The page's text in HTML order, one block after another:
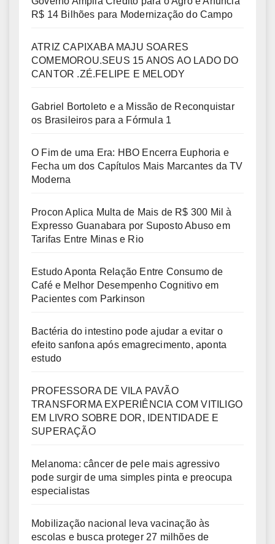
R$ 14 Bilhões para Modernização do Campo
ATRIZ CAPIXABA MAJU SOARES
COMEMOROU.SEUS 15 ANOS AO LADO DO
CANTOR .ZÉ.FELIPE E MELODY
Gabriel Bortoleto e a Missão de Reconquistar
os Brasileiros para a Fórmula 1
O Fim de uma Era: HBO Encerra Euphoria e
Fecha um dos Capítulos Mais Marcantes da TV
Moderna
Procon Aplica Multa de Mais de R$ 300 Mil à
Expresso Guanabara por Suposto Abuso em
Tarifas Entre Minas e Rio
Estudo Aponta Relação Entre Consumo de
Café e Melhor Desempenho Cognitivo em
Pacientes com Parkinson
Bactéria do intestino pode ajudar a evitar o
efeito sanfona após emagrecimento, aponta
estudo
PROFESSORA DE VILA PAVÃO
TRANSFORMA EXPERIÊNCIA COM VITILIGO
EM LIVRO SOBRE DOR, IDENTIDADE E
SUPERAÇÃO
Melanoma: câncer de pele mais agressivo
pode surgir de uma simples pinta e preocupa
especialistas
Mobilização nacional leva vacinação às
escolas e busca proteger 27 milhões de